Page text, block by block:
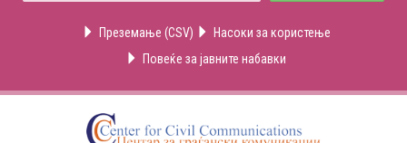
Преземање (CSV)
Насоки за користење
Повеќе за јавните набавки